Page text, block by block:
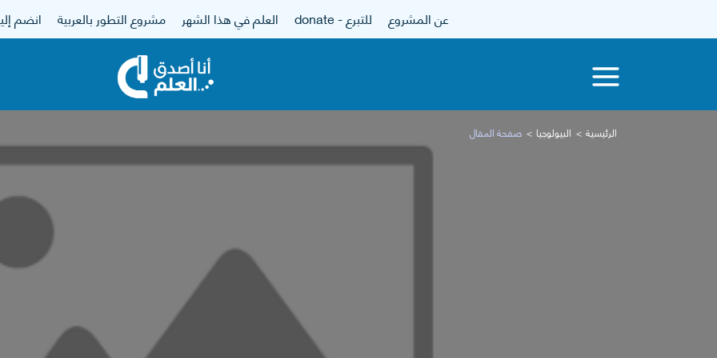
عن المشروع للتبرع - donate العلم في هذا الشهر مشروع التطور بالعربية انضم
الرئيسية البيولوجيا صفحة المقال